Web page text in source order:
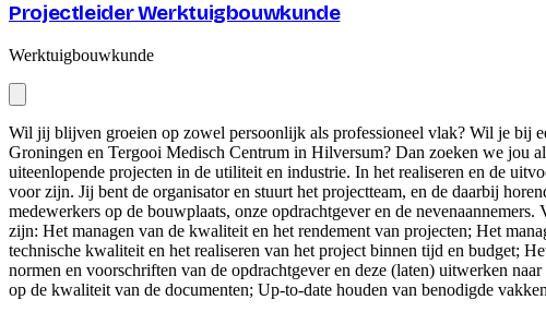
Projectleider Werktuigbouwkunde
Werktuigbouwkunde
Wil jij blijven groeien op zowel persoonlijk als professioneel vlak? Wil je bij
Groningen en Tergooi Medisch Centrum in Hilversum? Dan zoeken we jou
uiteenlopende projecten in de utiliteit en industrie. In het realiseren en de
voor zijn. Jij bent de organisator en stuurt het projectteam, en de daarbij
medewerkers op de bouwplaats, onze opdrachtgever en de
zijn: Het managen van de kwaliteit en het rendement van projecten; Het
technische kwaliteit en het realiseren van het project binnen tijd en budget;
normen en voorschriften van de opdrachtgever en deze (laten) uitwerken
op de kwaliteit van de documenten; Up-to-date houden van benodigde